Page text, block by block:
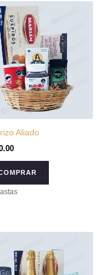
Aliado